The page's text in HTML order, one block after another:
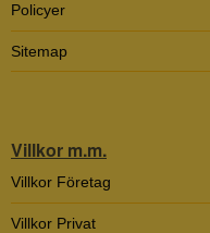
Policyer
Sitemap
Villkor m.m.
Villkor Företag
Villkor Privat